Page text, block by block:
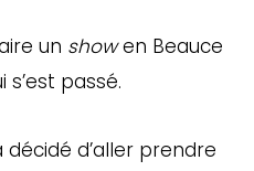
un showen Beauce
passé.
d’aller prendre